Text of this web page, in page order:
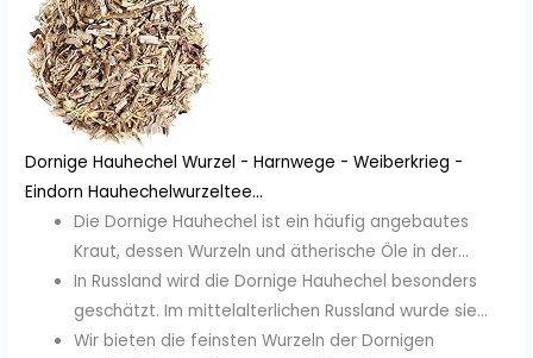
Dornige Hauhechel Wurzel - Harnwege - Weiberkrieg -
Eindorn Hauhechelwurzeltee...
Die Dornige Hauhechel ist ein häufig angebautes
Kraut, dessen Wurzeln und ätherische Öle in der...
In Russland wird die Dornige Hauhechel besonders
geschätzt. Im mittelalterlichen Russland wurde sie...
Wir bieten die feinsten Wurzeln der Dornigen